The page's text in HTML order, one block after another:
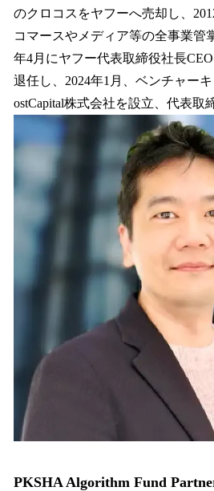
のクロコスをヤフーへ売却し、
コマースやメディア等の全事業管
年4月にヤフー代表取締役社長
退任し、2024年1月、ベンチャー
ostCapital株式会社を設立、代表取
PKSHA Algorithm Fund